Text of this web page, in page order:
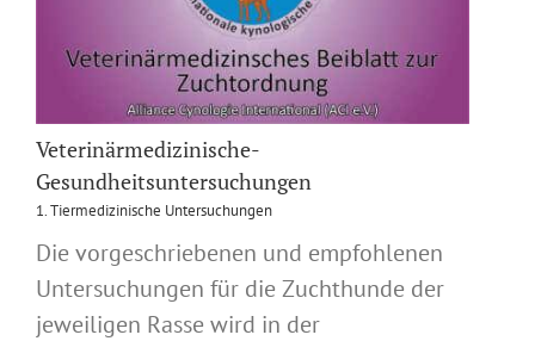
Veterinärmedizinische-
Gesundheitsuntersuchungen
1. Tiermedizinische Untersuchungen
Die vorgeschriebenen und empfohlenen
Untersuchungen für die Zuchthunde der
jeweiligen Rasse wird in der